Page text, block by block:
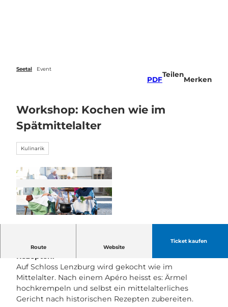
Seetal Event
PDF
Teilen
Merken
Workshop: Kochen wie im
Spätmittelalter
Kulinarik
Route Website
Ticket kaufen
Kochen und Schlemmen nach mittelalterlichen
Rezepten.
Auf Schloss Lenzburg wird gekocht wie im
Mittelalter. Nach einem Apéro heisst es: Ärmel
hochkrempeln und selbst ein mittelalterliches
Gericht nach historischen Rezepten zubereiten.